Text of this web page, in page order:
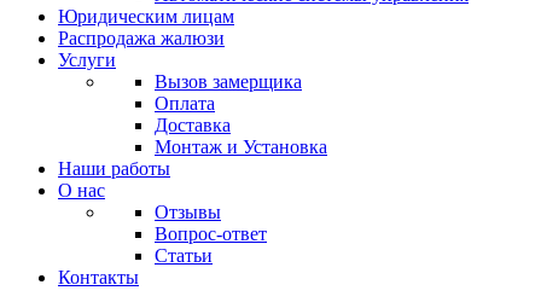
Юридическим лицам
Распродажа жалюзи
Услуги
Вызов замерщика
Оплата
Доставка
Монтаж и Установка
Наши работы
О нас
Отзывы
Вопрос-ответ
Статьи
Контакты